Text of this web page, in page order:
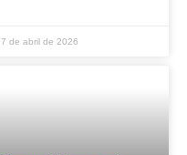
7 de abril de 2026